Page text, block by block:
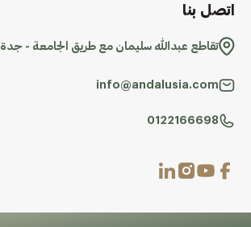
اتصل بنا
تقاطع عبدالله سليمان مع طريق الجامعة - جدة
info@andalusia.com
0122166698